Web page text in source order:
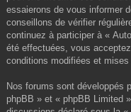
essaierons de vous informer
conseillons de vérifier
continuez à participer à «
été effectuées, vous
conditions modifiées et mises
Nos forums sont développés
phpBB » et « phpBB Limited